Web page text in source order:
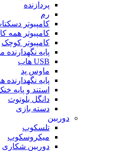
پردازنده
رم
کامپیوتر
کامپیوتر همه
کامپیوتر کوچک
پایه نگهدارنده
USB هاب
ماوس پد
پایه نگهدارنده
استند و پایه
دانگل بلوتوث
دسته بازی
دوربین
تلسکوپ
میکروسکوپ
دوربین شکاری